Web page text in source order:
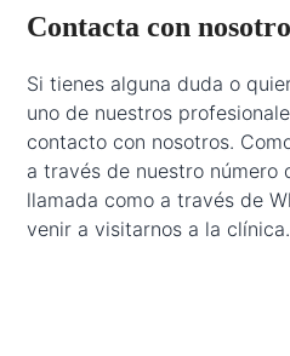
Contacta con
Si tienes alguna duda o
uno de nuestros
contacto con nosotros.
a través de nuestro número
llamada como a través de
venir a visitarnos a la